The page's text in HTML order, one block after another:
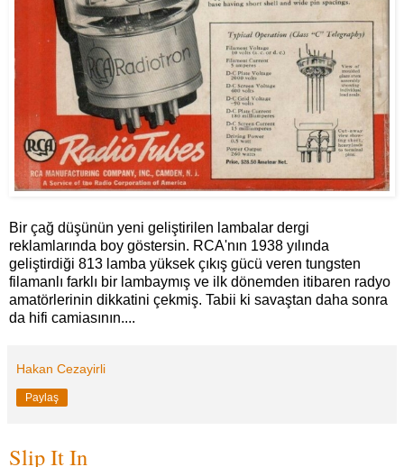
Bir çağ düşünün yeni geliştirilen lambalar dergi
reklamlarında boy göstersin. RCA'nın 1938 yılında
geliştirdiği 813 lamba yüksek çıkış gücü veren tungsten
filamanlı farklı bir lambaymış ve ilk dönemden itibaren radyo
amatörlerinin dikkatini çekmiş. Tabii ki savaştan daha sonra
da hifi camiasının....
Hakan Cezayirli
Paylaş
Slip It In